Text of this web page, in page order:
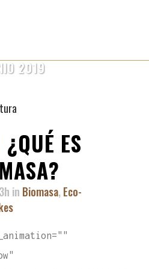
2019
¿QUÉ ES
in Biomasa,Eco-